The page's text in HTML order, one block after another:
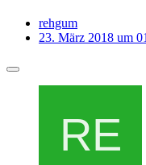
rehgum
23. März 2018 um